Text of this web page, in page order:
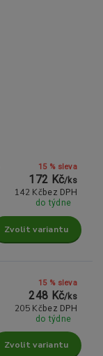
15 % sleva
172 Kč/ks
142 Kč bez DPH
do týdne
Zvolit variantu
15 % sleva
248 Kč/ks
205 Kč bez DPH
do týdne
Zvolit variantu